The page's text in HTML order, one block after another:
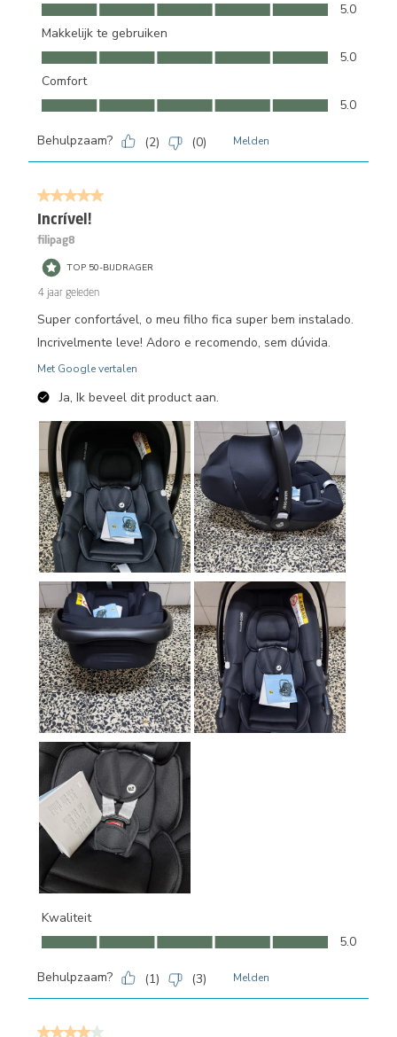
Kwaliteit, 5.0 van 5
5.0
Makkelijk te gebruiken
Makkelijk te gebruiken, 5.0 van 5
5.0
Comfort
Comfort, 5.0 van 5
5.0
Behulpzaam? (2) (0) Melden
5 van 5 sterren.
Incrível!
filipag8
TOP 50-BIJDRAGER
4 jaar geleden
Super confortável, o meu filho fica super bem instalado.
Incrivelmente leve! Adoro e recomendo, sem dúvida.
Met Google vertalen
Ja, Ik beveel dit product aan.
Kwaliteit
Kwaliteit, 5.0 van 5
5.0
Behulpzaam? (1) (3) Melden